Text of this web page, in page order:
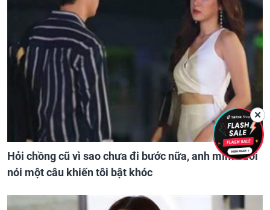
Hỏi chồng cũ vì sao chưa đi bước nữa, anh mỉm cười
nói một câu khiến tôi bật khóc
✕